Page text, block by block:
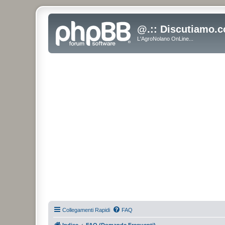
@.::
L'AgroNolano OnLine...
Collegamenti Rapidi FAQ